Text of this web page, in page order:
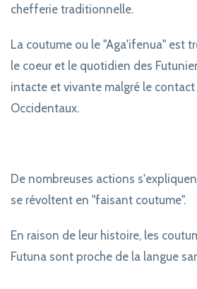
chefferie traditionnelle.
La coutume ou le "Aga'ifenua" est
le coeur et le quotidien des
intacte et vivante malgré le contact
Occidentaux.
De nombreuses actions
se révoltent en "faisant coutume".
En raison de leur histoire, les
Futuna sont proche de la langue